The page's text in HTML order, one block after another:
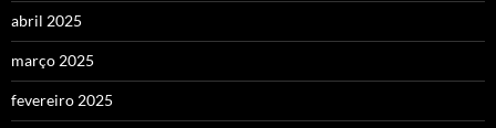
abril 2025
março 2025
fevereiro 2025